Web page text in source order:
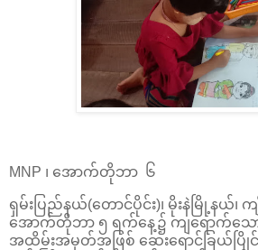
MNP ၊ အောက်တိုဘာ ၆
ရှမ်းပြည်နယ်(တောင်ပိုင်း)၊ မိုးနဲမြို့နယ်၊
အောက်တိုဘာ ၅ ရက်နေ့၌ ကျရောက်သော
အထိမ်းအမှတ်အဖြစ် ဆေးရောင်ခြယ်ပ